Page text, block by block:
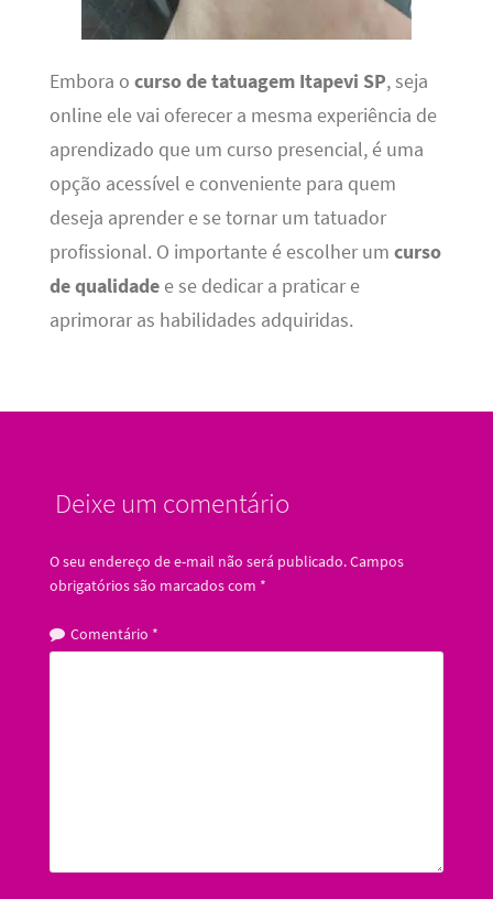
Embora o curso de tatuagem Itapevi SP, seja
online ele vai oferecer a mesma experiência de
aprendizado que um curso presencial, é uma
opção acessível e conveniente para quem
deseja aprender e se tornar um tatuador
profissional. O importante é escolher um curso
de qualidadee se dedicar a praticar e
aprimorar as habilidades adquiridas.
Deixe um comentário
O seu endereço de e-mail não será publicado.Campos
obrigatórios são marcados com *
Comentário *